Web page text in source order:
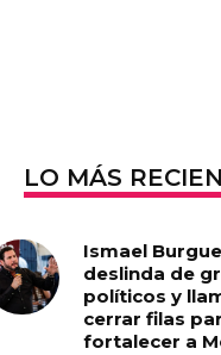
LO MÁS
Ismael
deslinda de
políticos y
cerrar filas
fortalecer a